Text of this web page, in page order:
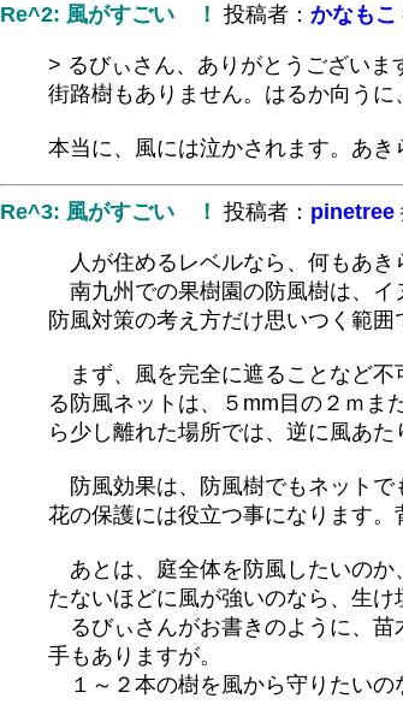
Re^2: 風がすごい ！ 投稿者： かなもこ
> るびぃさん、ありがとうございま
街路樹もありません。はるか向うに
本当に、風には泣かされます。あき
Re^3: 風がすごい ！ 投稿者： pinetree
人が住めるレベルなら、何もあき
南九州での果樹園の防風樹は、イ
防風対策の考え方だけ思いつく範囲
まず、風を完全に遮ることなど不
る防風ネットは、５mm目の２ｍま
ら少し離れた場所では、逆に風あ
防風効果は、防風樹でもネットで
花の保護には役立つ事になります
あとは、庭全体を防風したいのか
たないほどに風が強いのなら、生
るびぃさんがお書きのように、苗
手もありますが。
１～２本の樹を風から守りたいの